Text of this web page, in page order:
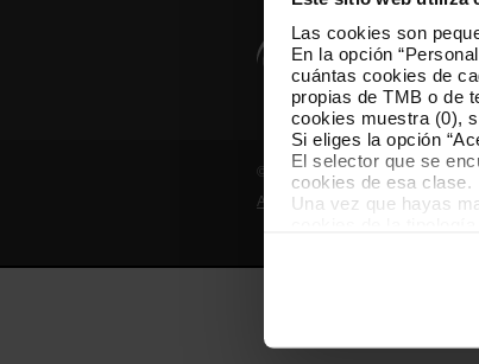
Las cookies son
En la opción
cuántas cookies de
propias de TMB o de
cookies muestra (0),
Si eliges la opción
El selector que se
cookies de esa clase.
Una vez que hayas
personalización,
Las cookies
“Gestor de cookies”,
© Grupo TMB - Todos los
Aviso legal
Política de